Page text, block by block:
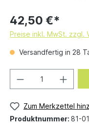
42,50 €*
Preise inkl. MwSt. zzgl.
Versandfertig in 28
Zum Merkzettel
Produktnummer: 81-